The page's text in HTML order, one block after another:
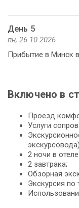
День 5
пн, 26.10.2026
Прибытие в Минск
Включено в
Проезд
Услуги
2 ночи в
2 завтрака;
Обзорная
Экскурсия по